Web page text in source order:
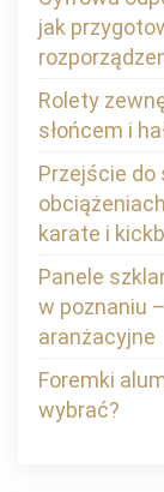
jak
Rolety
słońcem i
Przejście do
karate i
Panele
w poznaniu
aranżacyjne
Foremki
wybrać?